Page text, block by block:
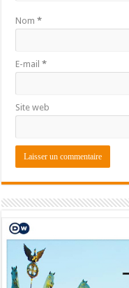
Nom*
E-mail*
Site web